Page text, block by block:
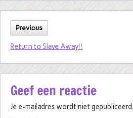
Previous
Return to Slave Away!!
Geef een reactie
Je e-mailadres wordt niet gepubliceerd.